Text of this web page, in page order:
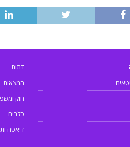
דתות
המצאות
חוק
כלבים
דיאטה